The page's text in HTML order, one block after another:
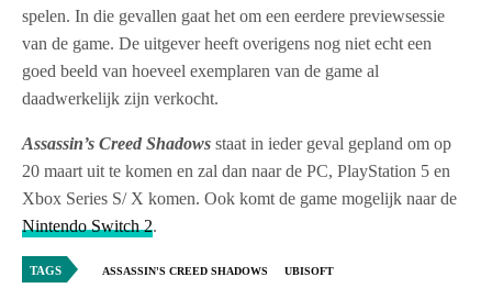
spelen. In die gevallen gaat het om een eerdere previewsessie
van de game. De uitgever heeft overigens nog niet echt een
goed beeld van hoeveel exemplaren van de game al
daadwerkelijk zijn verkocht.
Assassin’s Creed Shadows staat in ieder geval gepland om op
20 maart uit te komen en zal dan naar de PC, PlayStation 5 en
Xbox Series S/ X komen. Ook komt de game mogelijk naar de
Nintendo Switch 2.
TAGS ASSASSIN'S CREED SHADOWS UBISOFT